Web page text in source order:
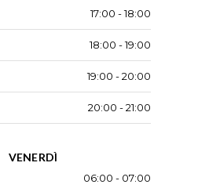
17:00 - 18:00
18:00 - 19:00
19:00 - 20:00
20:00 - 21:00
VENERDÌ
06:00 - 07:00